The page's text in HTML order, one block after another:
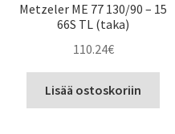
Metzeler ME 77 130/90 – 15
66S TL (taka)
110.24€
Lisää ostoskoriin